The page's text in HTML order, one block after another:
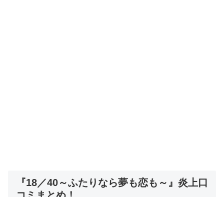
『18／40～ふたりなら夢も恋も～』炎上口